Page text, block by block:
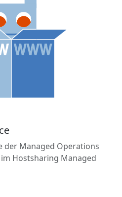
der Managed Operations
Hostsharing Managed